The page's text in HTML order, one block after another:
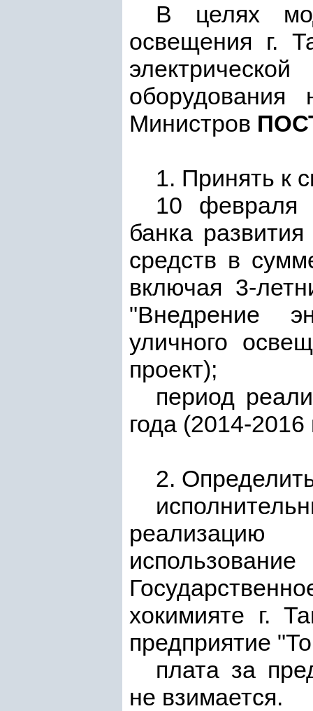
В целях
освещения г.
оборудования
Министров
1. Принять к
10 февраля
банка
средств в
включая 3-
"Внедрение
уличного
проект);
период
года (2014-2016
2.
реализацию
хокимияте г.
предприятие
плата за
не взимается.